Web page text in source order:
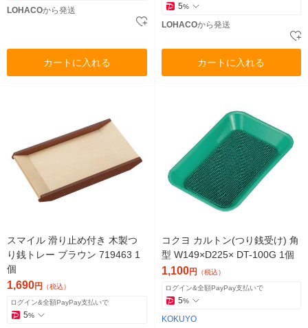
LOHACOから発送
カートに入れる
5%
LOHACOから発送
カートに入れる
スマイル 滑り止め付き 木製つ
り銭トレー ブラウン 719463 1
個
1,690円 （税込）
ログイン&全額PayPay支払いで
5%
コクヨ カルトン(つり銭受け) 角
型 W149×D225× DT-100G 1個
1,100円 （税込）
ログイン&全額PayPay支払いで
5%
KOKUYO